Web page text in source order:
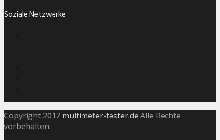
Soziale Netzwerke
Copyright 2017 multimeter-tester.de Alle Rechte
vorbehalten.